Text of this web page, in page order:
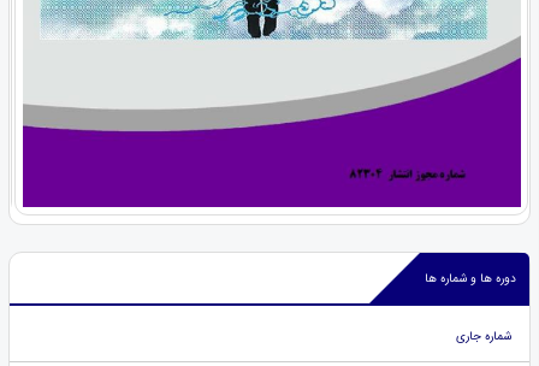
دوره ها و شماره ها
شماره جاری